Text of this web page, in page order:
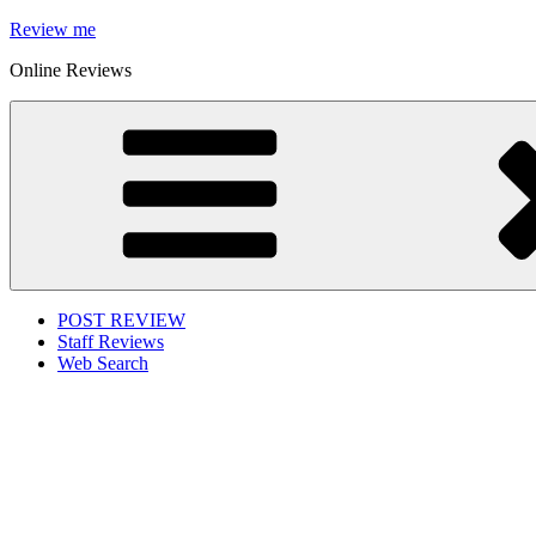
Skip
content
Review me
Online Reviews
POST REVIEW
Staff Reviews
Web Search